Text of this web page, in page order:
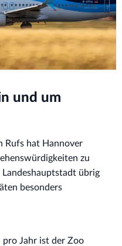
und um
Rufs hat Hannover
zu
übrig
besonders
Jahr ist der Zoo